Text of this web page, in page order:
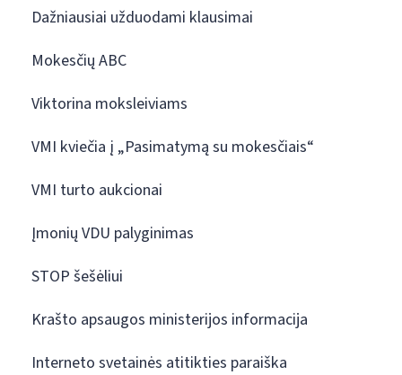
Dažniausiai užduodami klausimai
Mokesčių ABC
Viktorina moksleiviams
VMI kviečia į „Pasimatymą su mokesčiais“
VMI turto aukcionai
Įmonių VDU palyginimas
STOP šešėliui
Krašto apsaugos ministerijos informacija
Interneto svetainės atitikties paraiška